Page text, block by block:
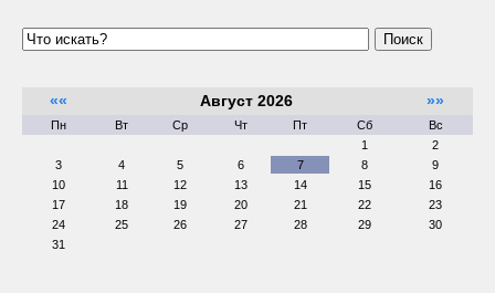
Поиск
«« Август 2026 »»
Пн Вт Ср Чт Пт Сб
Вс
1
2
3
4 5 6 7 8
9
10
11 12 13 14 15
16
17
18 19 20 21 22
23
24
25 26 27 28 29
30
31